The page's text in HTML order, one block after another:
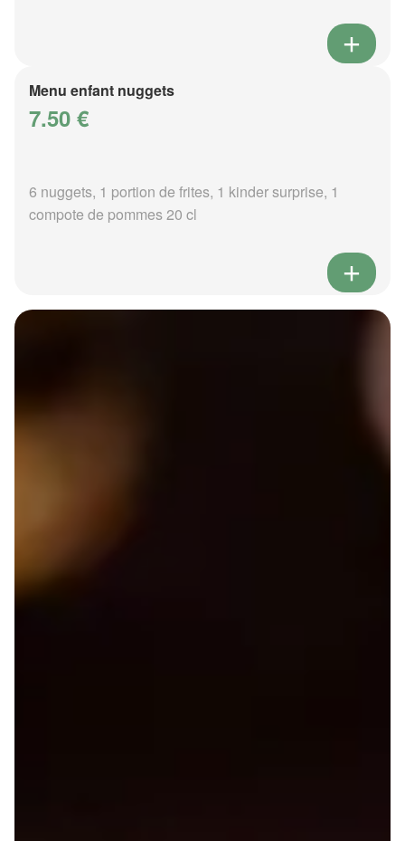
Menu enfant nuggets
7.50 €
6 nuggets, 1 portion de frites, 1 kinder surprise, 1
compote de pommes 20 cl